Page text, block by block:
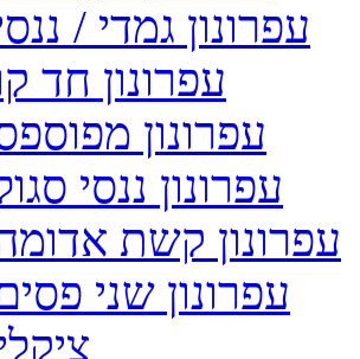
עפרונון גמדי /
עפרונון חד
עפרונון
עפרונון ננסי
עפרונון קשת
עפרונון שני